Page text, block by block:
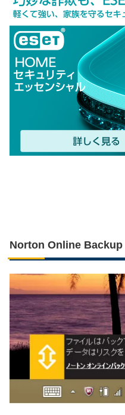
Norton Online Backup